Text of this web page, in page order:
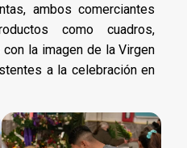
ambos comerciantes
como cuadros,
la imagen de la Virgen
a la celebración en